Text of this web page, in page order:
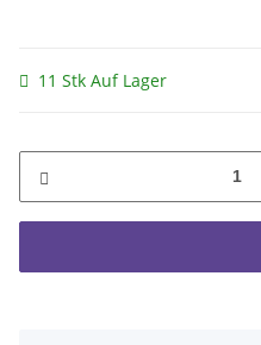
11 Stk Auf Lager